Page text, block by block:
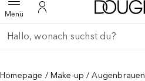
MenüMenü öffnenZu Meinem Kundenkonto
Gehe zurück
Suche ausführen
Homepage Make-up Augenbrauen